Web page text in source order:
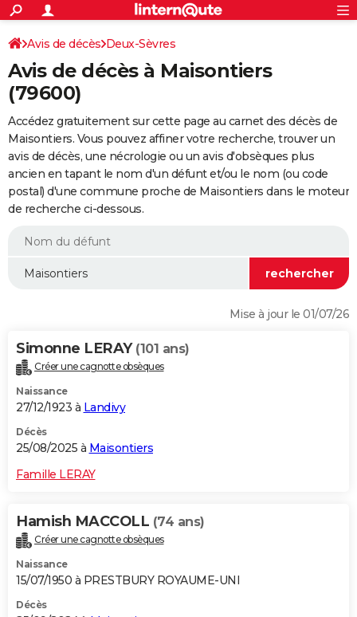
ACTUALITÉS
Politique
Société
Faits Divers
Education
Monde
Villes
+
SPORT
Coupe du monde 2026
Football
Tennis
Cyclisme
Rugby
Forum
FINANCE
Retraite
Impôts
Epargne
Immobilier
Risques naturels par ville
Banque
Assurance
Crédit
Essais
Réserver un essai
Citadines
Berlines
SUV
Forum auto
+
HIGH-TECH
Mobiles
Meilleur smartphone
Internet
Ordinateurs
Jeux vidéo
Guide high-tech
+
BRICOLAGE
Forum
Aménagement intérieur
Extérieur
Cuisine
Salle de bains
Jardinage
Rangement
WEEK-END
Guides de France
Escapades
Patrimoine
Expositions
Musées
Week-end nature
LIFESTYLE
Alimentation
Guide de la santé
Maladies
Médicaments
Sommeil
VOYAGE
Destinations
City break
Voyage nature
Voyage de noces
Forum
Climat
+PHOTO
GUIDES D'ACHAT
BONS PLANS
CARTE DE VOEUX
Dictionnaire
Biographies
Citations
Expressions
Proverbes
PROGRAMME TV
COPAINS D'AVANT
S'inscrire
Se connecter
Lycées
Collèges
Primaires
Universités
Entreprises
Service militaire
Avis de recherche
AVIS DE DÉCÈS
Connexion
Avis de décès Deux-Sèvres
Avis de décès à Maisontiers
(79600)
Accédez gratuitement sur cette page au carnet des décès de
Maisontiers. Vous pouvez affiner votre recherche, trouver un
avis de décès, une nécrologie ou un avis d'obsèques plus
ancien en tapant le nom d'un défunt et/ou le nom (ou code
postal) d'une commune proche de Maisontiers dans le moteur
de recherche ci-dessous.
Mise à jour le 01/07/26
Simonne LERAY (101 ans)
Créer une cagnotte obsèques
Naissance
27/12/1923 à Landivy
Décès
25/08/2025 à Maisontiers
Famille LERAY
Hamish MACCOLL (74 ans)
Créer une cagnotte obsèques
Naissance
15/07/1950 à PRESTBURY ROYAUME-UNI
Décès